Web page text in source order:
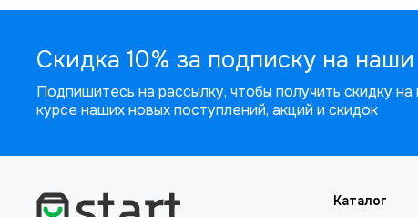
Скидка 10% за подписку на
Подпишитесь на рассылку, чтобы получить скидку
курсе наших новых поступлений, акций и скидок
Каталог